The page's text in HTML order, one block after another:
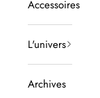
Accessoires
L'univers
Archives